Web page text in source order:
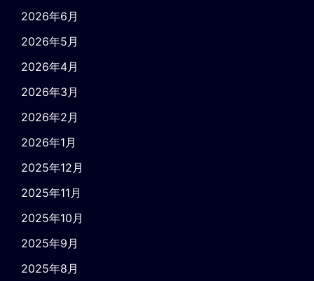
2026年6月
2026年5月
2026年4月
2026年3月
2026年2月
2026年1月
2025年12月
2025年11月
2025年10月
2025年9月
2025年8月